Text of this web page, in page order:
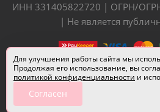
ИНН 331405822720 | ОГРН/
| Не является
Разработчик сайта —
Для улучшения работы сайта мы
Продолжая его использование, вы
политикой конфиденциальности и
Согласен